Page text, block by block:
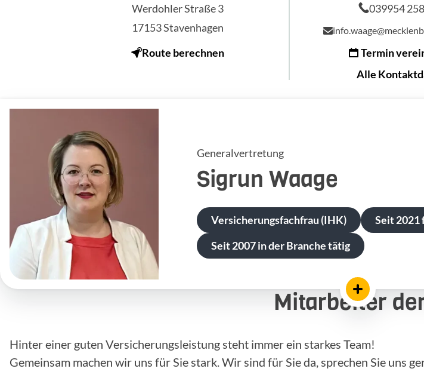
Werdohler Straße 3
17153Stavenhagen
Route berechnen
039954
Termin
Alle
Generalvertretung
Sigrun Waage
Versicherungsfachfrau (IHK)
Seit 2021
Seit 2007 in der Branche tätig
Mitarbeiter
Hinter einer guten Versicherungsleistung steht immer ein starkes Team!
Gemeinsam machen wir uns für Sie stark. Wir sind für Sie da, sprechen Sie uns